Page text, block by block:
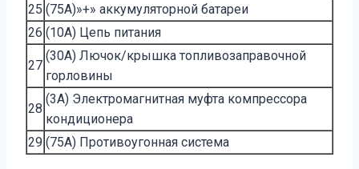
25 (75A)»+» аккумуляторной батареи
26 (10A) Цепь питания
27
(30A) Лючок/крышка топливозаправочной
горловины
28
(3A) Электромагнитная муфта компрессора
кондиционера
29 (75A) Противоугонная система